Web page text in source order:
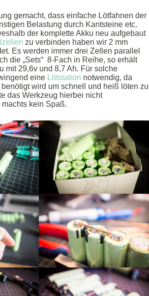
gemacht, dass einfache Lötfahnen der
Belastung durch Kantsteine etc.
der komplette Akku neu aufgebaut
zu verbinden haben wir 2 mm
Es werden immer drei Zellen parallel
die „Sets“ 8-Fach in Reihe, so erhält
mit 29,6v und 8,7 Ah. Für solche
eine Lötstation notwendig, da
wird um schnell und heiß löten zu
das Werkzeug hierbei nicht
kein Spaß.